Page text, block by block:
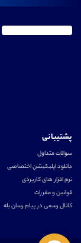
پشتیبانی
سوالات متداول
دانلود اپلیکیشن اختصاصی
نرم افزار های کاربردی
قوانین و مقررات
کانال رسمی در پیام رسان بله